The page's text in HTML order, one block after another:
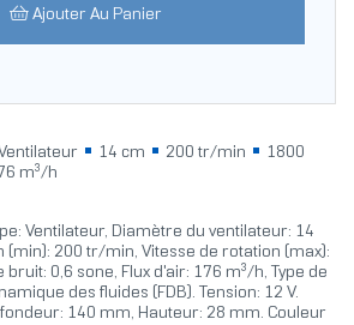
Ajouter Au Panier
Ventilateur 14 cm 200 tr/min
1800
m³/h
Ventilateur, Diamètre du ventilateur: 14
(min): 200 tr/min, Vitesse de rotation (max):
0,6 sone, Flux d'air: 176 m³/h, Type de
des fluides (FDB). Tension: 12 V.
140 mm, Hauteur: 28 mm. Couleur